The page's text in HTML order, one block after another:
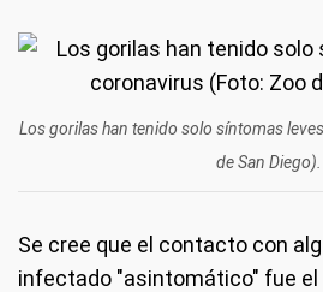
Los gorilas han tenido solo síntomas
de San Diego).
Se cree que el contacto con
infectado "asintomático" fue el